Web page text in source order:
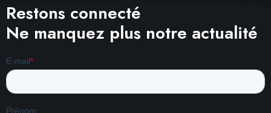
Restons connecté
Ne manquez plus notre actualité